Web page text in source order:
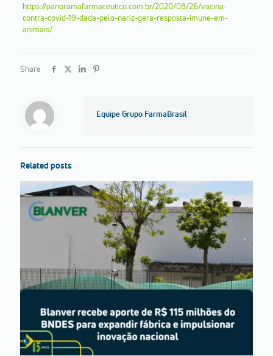
https://panoramafarmaceutico.com.br/2020/08/26/vacina-
contra-covid-19-dada-pelo-nariz-gera-resposta-imune-em-
animais/
Share
Equipe Grupo FarmaBrasil
Related posts